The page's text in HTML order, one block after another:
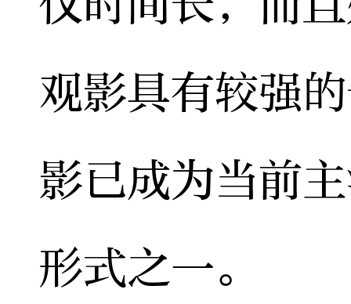
观影具有较强
影已成为当前
形式之一。